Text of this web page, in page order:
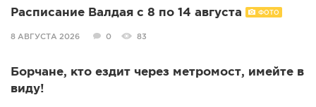
Расписание Валдая с 8 по 14 августа ФОТО
8 АВГУСТА 2026 0 83
Борчане, кто ездит через метромост, имейте в
виду!